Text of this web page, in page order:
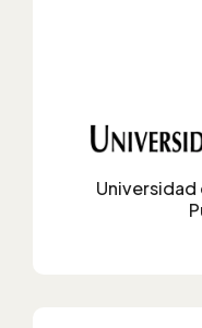
Universidad